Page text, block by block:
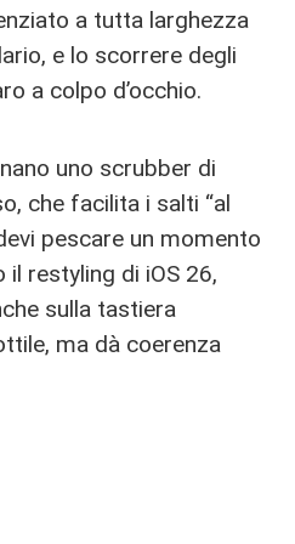
a tutta larghezza
e lo scorrere degli
a colpo d’occhio.
uno scrubber di
che facilita i salti “al
pescare un momento
il restyling di iOS 26,
sulla tastiera
ma dà coerenza